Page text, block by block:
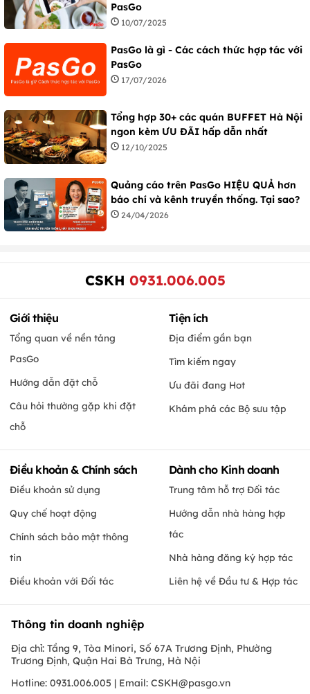
PasGo
10/07/2025
PasGo là gì - Các cách thức hợp tác với
PasGo
17/07/2026
Tổng hợp 30+ các quán BUFFET Hà Nội
ngon kèm ƯU ĐÃI hấp dẫn nhất
12/10/2025
Quảng cáo trên PasGo HIỆU QUẢ hơn
báo chí và kênh truyền thống. Tại sao?
24/04/2026
CSKH 0931.006.005
Giới thiệu
Tổng quan về nền tảng
PasGo
Hướng dẫn đặt chỗ
Câu hỏi thường gặp khi đặt
chỗ
Tiện ích
Địa điểm gần bạn
Tìm kiếm ngay
Ưu đãi đang Hot
Khám phá các Bộ sưu tập
Điều khoản & Chính sách
Điều khoản sử dụng
Quy chế hoạt động
Chính sách bảo mật thông
tin
Điều khoản với Đối tác
Dành cho Kinh doanh
Trung tâm hỗ trợ Đối tác
Hướng dẫn nhà hàng hợp
tác
Nhà hàng đăng ký hợp tác
Liên hệ về Đầu tư & Hợp tác
Thông tin doanh nghiệp
Địa chỉ: Tầng 9, Tòa Minori, Số 67A Trương Định, Phường
Trương Định, Quận Hai Bà Trưng, Hà Nội
Hotline: 0931.006.005 | Email: CSKH@pasgo.vn